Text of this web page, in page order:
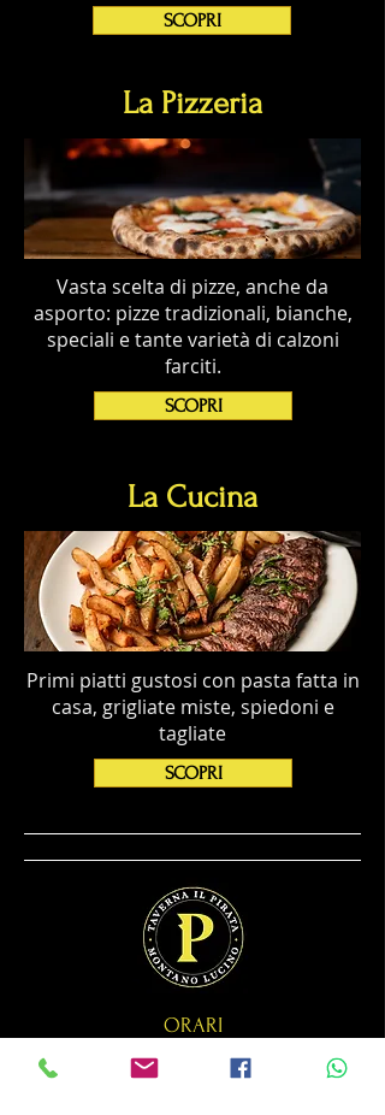
SCOPRI
La Pizzeria
Vasta scelta di pizze, anche da
asporto: pizze tradizionali, bianche,
speciali e tante varietà di calzoni
farciti.
SCOPRI
La Cucina
Primi piatti gustosi con pasta fatta in
casa, grigliate miste, spiedoni e
tagliate
SCOPRI
ORARI
Aperti tutti i giorni